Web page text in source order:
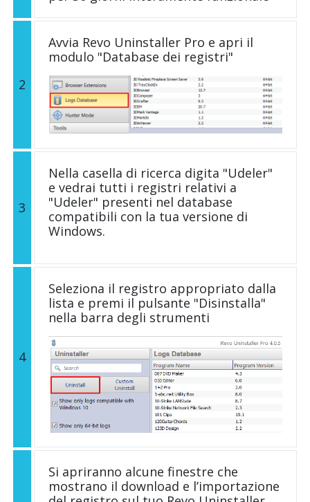
2
Avvia Revo Uninstaller Pro e apri il
modulo "Database dei registri"
3
Nella casella di ricerca digita "Udeler"
e vedrai tutti i registri relativi a
"Udeler" presenti nel database
compatibili con la tua versione di
Windows.
4
Seleziona il registro appropriato dalla
lista e premi il pulsante "Disinstalla"
nella barra degli strumenti
Si apriranno alcune finestre che
mostrano il download e l’importazione